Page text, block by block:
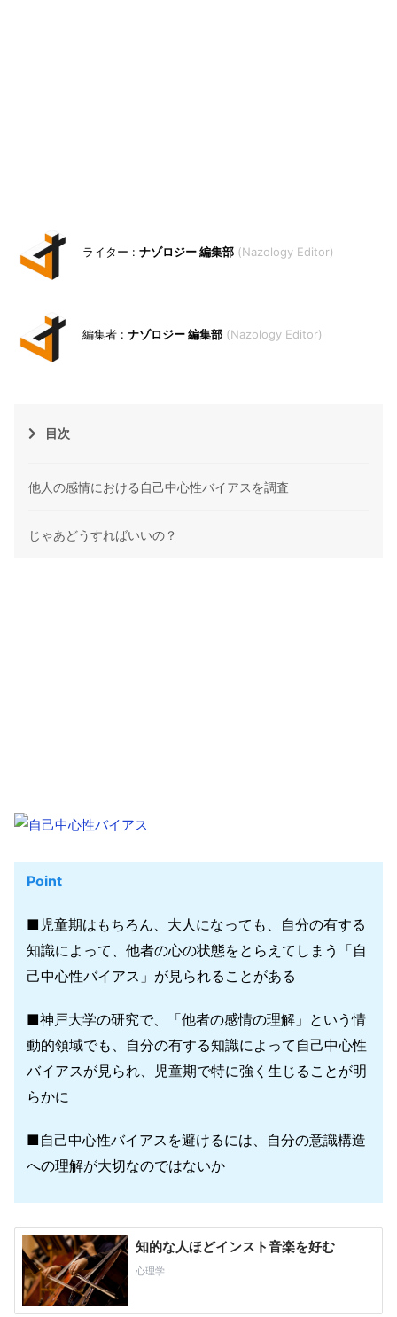
ナゾロジー 編集部 Nazology Editor
ナゾロジー 編集部 Nazology Editor
目次
他人の感情における自己中心性バイアスを調査
じゃあどうすればいいの？
Point
■児童期はもちろん、大人になっても、自分の有する
知識によって、他者の心の状態をとらえてしまう「自
己中心性バイアス」が見られることがある
■神戸大学の研究で、「他者の感情の理解」という情
動的領域でも、自分の有する知識によって自己中心性
バイアスが見られ、児童期で特に強く生じることが明
らかに
■自己中心性バイアスを避けるには、自分の意識構造
への理解が大切なのではないか